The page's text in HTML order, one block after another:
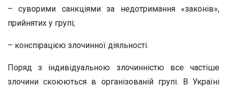
– суворими санкціями за недотримання «законів»,
прийнятих у групі;
– конспірацією злочинної діяльності.
Поряд з індивідуальною злочинністю все частіше
злочини скоюються в організованій групі. В Україні